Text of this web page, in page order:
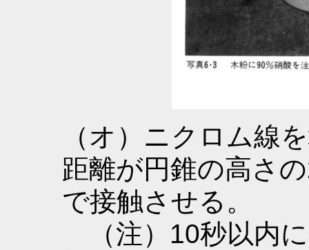
（オ）ニクロム線
距離が円錐の高さ
で接触させる。
（注）10秒以内